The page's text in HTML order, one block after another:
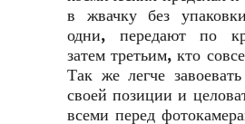
в жвачку без
одни, передают по
затем третьим, кто
Так же легче
своей позиции и
всеми перед